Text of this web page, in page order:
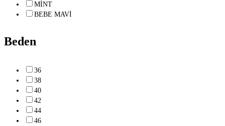
MİNT
BEBE MAVİ
Beden
36
38
40
42
44
46